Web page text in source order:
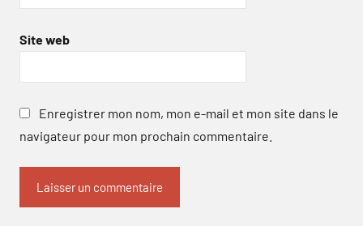
Site web
Enregistrer mon nom, mon e-mail et mon site dans le
navigateur pour mon prochain commentaire.